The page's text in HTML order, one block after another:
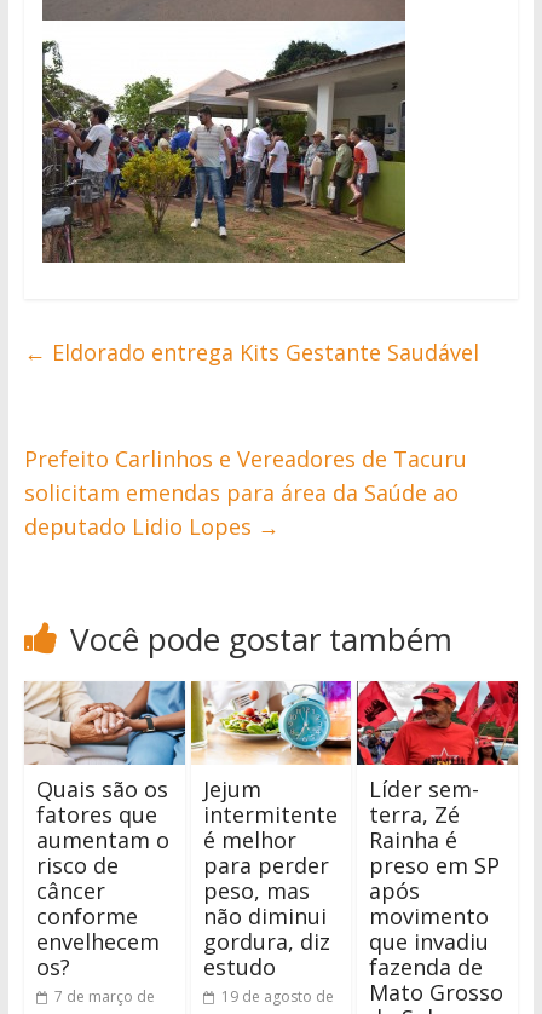
← Eldorado entrega Kits Gestante Saudável
Prefeito Carlinhos e Vereadores de Tacuru
solicitam emendas para área da Saúde ao
deputado Lidio Lopes →
Você pode gostar também
Quais são os
fatores que
aumentam o
risco de
câncer
conforme
envelhecem
os?
7 de março de
Jejum
intermitente
é melhor
para perder
peso, mas
não diminui
gordura, diz
estudo
19 de agosto de
Líder sem-
terra, Zé
Rainha é
preso em SP
após
movimento
que invadiu
fazenda de
Mato Grosso